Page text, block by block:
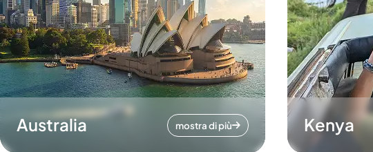
Australia mostra di più Kenya